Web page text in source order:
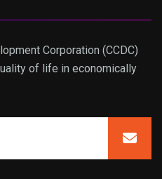
Corporation (CCDC)
of life in economically